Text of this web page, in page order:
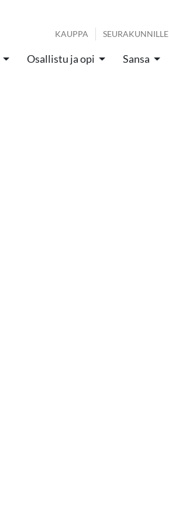
KAUPPA SEURAKUNNILLE
Osallistu ja opi Sansa